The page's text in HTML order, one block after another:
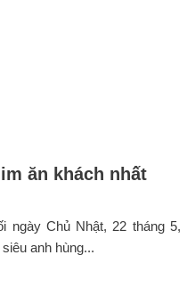
ăn khách nhất
ngày Chủ Nhật, 22 tháng 5,
anh hùng...